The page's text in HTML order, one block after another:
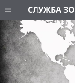
СЛУЖБА